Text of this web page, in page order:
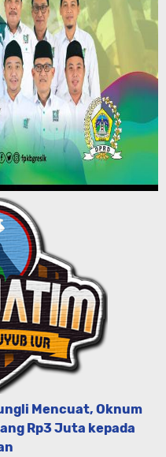
Mencuat, Oknum
Rp3 Juta kepada